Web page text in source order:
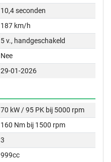
10,4 seconden
187 km/h
5 v., handgeschakeld
Nee
29-01-2026
70 kW / 95 PK bij 5000 rpm
160 Nm bij 1500 rpm
3
999cc